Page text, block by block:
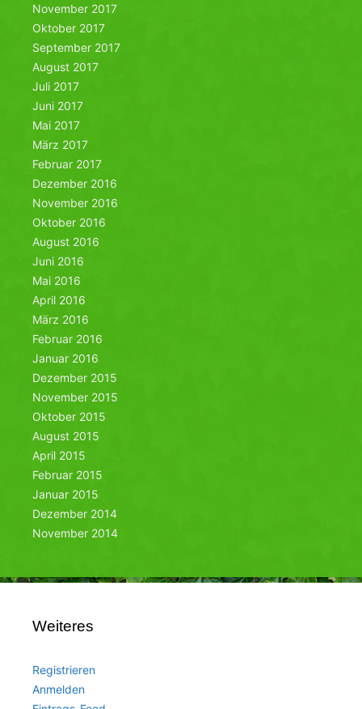
November 2017
Oktober 2017
September 2017
August 2017
Juli 2017
Juni 2017
Mai 2017
März 2017
Februar 2017
Dezember 2016
November 2016
Oktober 2016
August 2016
Juni 2016
Mai 2016
April 2016
März 2016
Februar 2016
Januar 2016
Dezember 2015
November 2015
Oktober 2015
August 2015
April 2015
Februar 2015
Januar 2015
Dezember 2014
November 2014
Weiteres
Registrieren
Anmelden